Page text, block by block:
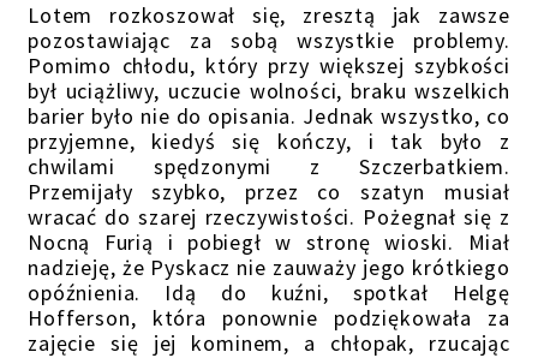
Lotem rozkoszował się, zresztą jak zawsze
pozostawiając za sobą wszystkie problemy.
Pomimo chłodu, który przy większej szybkości
był uciążliwy, uczucie wolności, braku wszelkich
barier było nie do opisania. Jednak wszystko, co
przyjemne, kiedyś się kończy, i tak było z
chwilami spędzonymi z Szczerbatkiem.
Przemijały szybko, przez co szatyn musiał
wracać do szarej rzeczywistości. Pożegnał się z
Nocną Furią i pobiegł w stronę wioski. Miał
nadzieję, że Pyskacz nie zauważy jego krótkiego
opóźnienia. Idą do kuźni, spotkał Helgę
Hofferson, która ponownie podziękowała za
zajęcie się jej kominem, a chłopak, rzucając